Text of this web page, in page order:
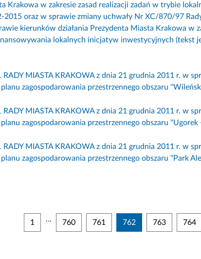
Krakowa w zakresie zasad realizacji zadań w trybie
oraz w sprawie zmiany uchwały Nr XC/870/97
kierunków działania Prezydenta Miasta Krakowa w
lokalnych inicjatyw inwestycyjnych (tekst
MIASTA KRAKOWA z dnia 21 grudnia 2011 r. w
zagospodarowania przestrzennego obszaru
MIASTA KRAKOWA z dnia 21 grudnia 2011 r. w
zagospodarowania przestrzennego obszaru ''Ugorek
MIASTA KRAKOWA z dnia 21 grudnia 2011 r. w
zagospodarowania przestrzennego obszaru ''Park
1 ... 760 761 762 763 764